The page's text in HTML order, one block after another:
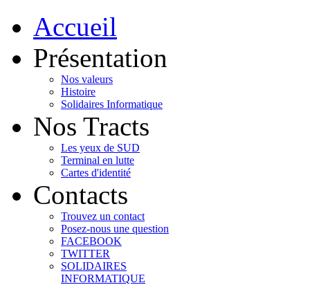
Accueil
Présentation
Nos valeurs
Histoire
Solidaires Informatique
Nos Tracts
Les yeux de SUD
Terminal en lutte
Cartes d'identité
Contacts
Trouvez un contact
Posez-nous une question
FACEBOOK
TWITTER
SOLIDAIRES
INFORMATIQUE